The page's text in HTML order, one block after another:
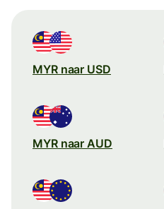
MYR naar USD
MYR naar AUD